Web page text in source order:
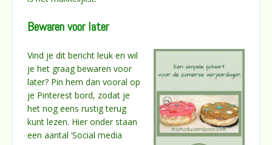
Bewaren voor later
Vind je dit bericht leuk en wil
je het graag bewaren voor
later? Pin hem dan vooral op
je Pinterest bord, zodat je
het nog eens rustig terug
kunt lezen. Hier onder staan
een aantal ‘Social media